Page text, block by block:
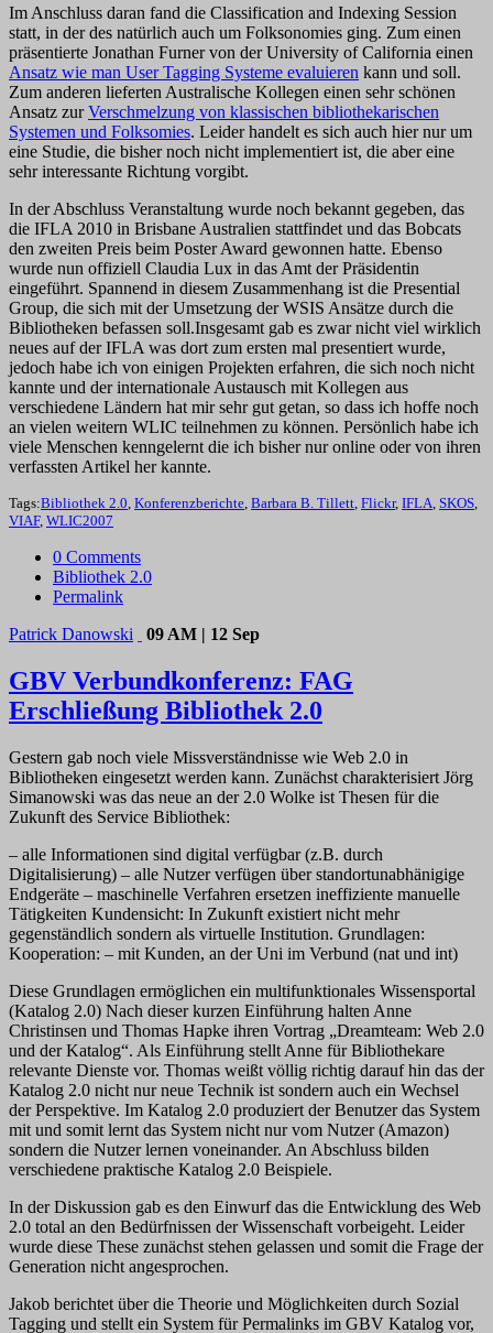
Im Anschluss daran fand die Classification and Indexing Session
statt, in der des natürlich auch um Folksonomies ging. Zum einen
präsentierte Jonathan Furner von der University of California einen
Ansatz wie man User Tagging Systeme evaluieren kann und soll.
Zum anderen lieferten Australische Kollegen einen sehr schönen
Ansatz zurVerschmelzung von klassischen bibliothekarischen
Systemen und Folksomies. Leider handelt es sich auch hier nur um
eine Studie, die bisher noch nicht implementiert ist, die aber eine
sehr interessante Richtung vorgibt.
In der Abschluss Veranstaltung wurde noch bekannt gegeben, das
die IFLA 2010 in Brisbane Australien stattfindet und das Bobcats
den zweiten Preis beim Poster Award gewonnen hatte. Ebenso
wurde nun offiziell Claudia Lux in das Amt der Präsidentin
eingeführt. Spannend in diesem Zusammenhang ist die Presential
Group, die sich mit der Umsetzung der WSIS Ansätze durch die
Bibliotheken befassen soll.Insgesamt gab es zwar nicht viel wirklich
neues auf der IFLA was dort zum ersten mal presentiert wurde,
jedoch habe ich von einigen Projekten erfahren, die sich noch nicht
kannte und der internationale Austausch mit Kollegen aus
verschiedene Ländern hat mir sehr gut getan, so dass ich hoffe noch
an vielen weitern WLIC teilnehmen zu können. Persönlich habe ich
viele Menschen kenngelernt die ich bisher nur online oder von ihren
verfassten Artikel her kannte.
Tags:Bibliothek 2.0 Konferenzberichte Barbara B. Tillett Flickr, IFLA SKOS
VIAF, WLIC2007
0 Comments
Bibliothek 2.0
Permalink
Patrick Danowski
09 AM | 12 Sep
GBV Verbundkonferenz: FAG
Erschließung Bibliothek 2.0
Gestern gab noch viele Missverständnisse wie Web 2.0 in
Bibliotheken eingesetzt werden kann. Zunächst charakterisiert Jörg
Simanowski was das neue an der 2.0 Wolke ist Thesen für die
Zukunft des Service Bibliothek:
– alle Informationen sind digital verfügbar (z.B. durch
Digitalisierung) – alle Nutzer verfügen über standortunabhänigige
Endgeräte – maschinelle Verfahren ersetzen ineffiziente manuelle
Tätigkeiten Kundensicht: In Zukunft existiert nicht mehr
gegenständlich sondern als virtuelle Institution. Grundlagen:
Kooperation: – mit Kunden, an der Uni im Verbund (nat und int)
Diese Grundlagen ermöglichen ein multifunktionales Wissensportal
(Katalog 2.0) Nach dieser kurzen Einführung halten Anne
Christinsen und Thomas Hapke ihren Vortrag „Dreamteam: Web 2.0
und der Katalog“. Als Einführung stellt Anne für Bibliothekare
relevante Dienste vor. Thomas weißt völlig richtig darauf hin das der
Katalog 2.0 nicht nur neue Technik ist sondern auch ein Wechsel
der Perspektive. Im Katalog 2.0 produziert der Benutzer das System
mit und somit lernt das System nicht nur vom Nutzer (Amazon)
sondern die Nutzer lernen voneinander. An Abschluss bilden
verschiedene praktische Katalog 2.0 Beispiele.
In der Diskussion gab es den Einwurf das die Entwicklung des Web
2.0 total an den Bedürfnissen der Wissenschaft vorbeigeht. Leider
wurde diese These zunächst stehen gelassen und somit die Frage der
Generation nicht angesprochen.
Jakob berichtet über die Theorie und Möglichkeiten durch Sozial
Tagging und stellt ein System für Permalinks im GBV Katalog vor,